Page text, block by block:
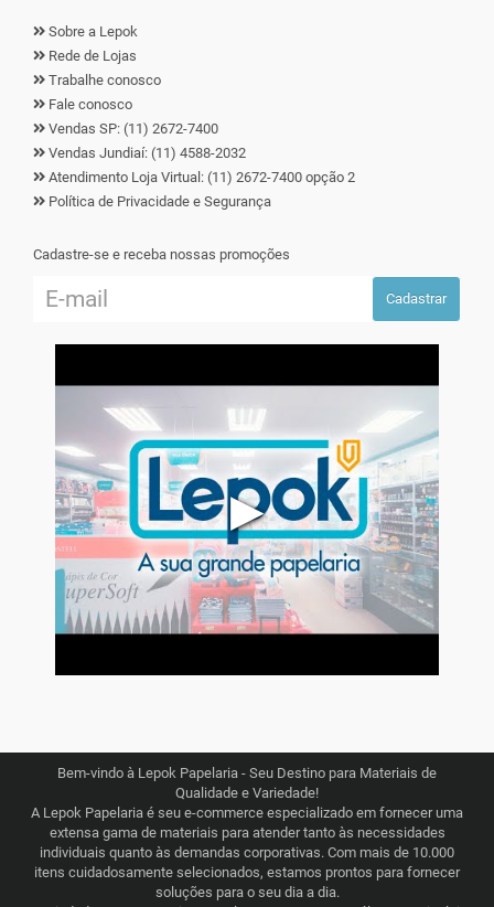
Sobre a Lepok
Rede de Lojas
Trabalhe conosco
Fale conosco
Vendas SP: (11) 2672-7400
Vendas Jundiaí: (11) 4588-2032
Atendimento Loja Virtual: (11) 2672-7400 opção 2
Política de Privacidade e Segurança
Cadastre-se e receba nossas promoções
Cadastrar
▶
Bem-vindo à Lepok Papelaria - Seu Destino para Materiais de
Qualidade e Variedade!
A Lepok Papelaria é seu e-commerce especializado em fornecer uma
extensa gama de materiais para atender tanto às necessidades
individuais quanto às demandas corporativas. Com mais de 10.000
itens cuidadosamente selecionados, estamos prontos para fornecer
soluções para o seu dia a dia.